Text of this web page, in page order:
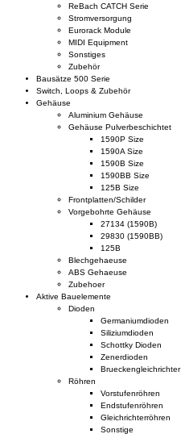
ReBach CATCH Serie
Stromversorgung
Eurorack Module
MIDI Equipment
Sonstiges
Zubehör
Bausätze 500 Serie
Switch, Loops & Zubehör
Gehäuse
Aluminium Gehäuse
Gehäuse Pulverbeschichtet
1590P Size
1590A Size
1590B Size
1590BB Size
125B Size
Frontplatten/Schilder
Vorgebohrte Gehäuse
27134 (1590B)
29830 (1590BB)
125B
Blechgehaeuse
ABS Gehaeuse
Zubehoer
Aktive Bauelemente
Dioden
Germaniumdioden
Siliziumdioden
Schottky Dioden
Zenerdioden
Brueckengleichrichter
Röhren
Vorstufenröhren
Endstufenröhren
Gleichrichterröhren
Sonstige